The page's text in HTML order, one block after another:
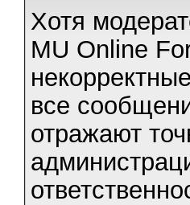
Хотя
MU Online
все
отражают